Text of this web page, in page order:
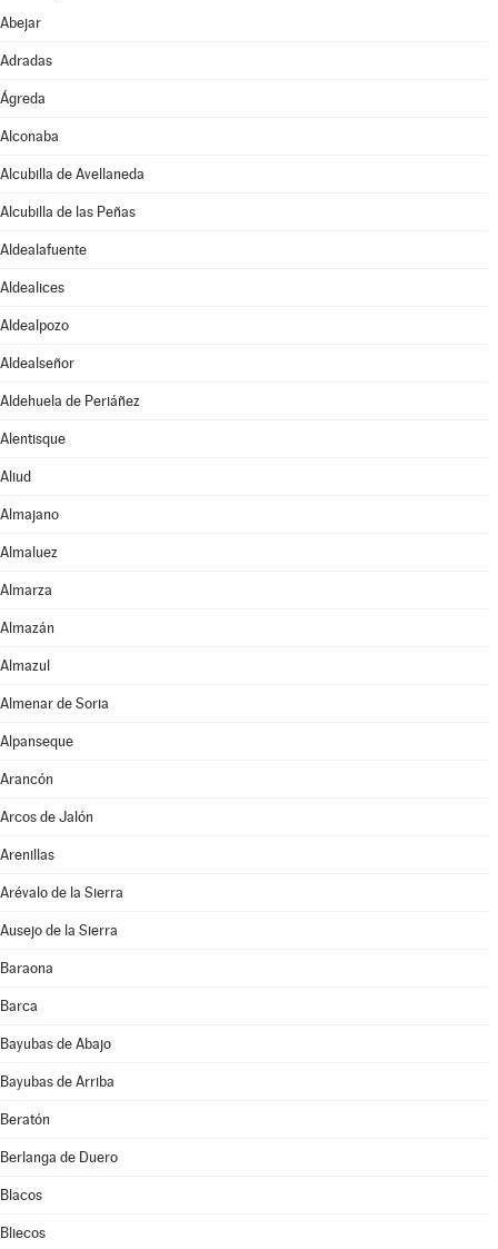
Abejar
Adradas
Ágreda
Alconaba
Alcubilla de Avellaneda
Alcubilla de las Peñas
Aldealafuente
Aldealices
Aldealpozo
Aldealseñor
Aldehuela de Periáñez
Alentisque
Aliud
Almajano
Almaluez
Almarza
Almazán
Almazul
Almenar de Soria
Alpanseque
Arancón
Arcos de Jalón
Arenillas
Arévalo de la Sierra
Ausejo de la Sierra
Baraona
Barca
Bayubas de Abajo
Bayubas de Arriba
Beratón
Berlanga de Duero
Blacos
Bliecos